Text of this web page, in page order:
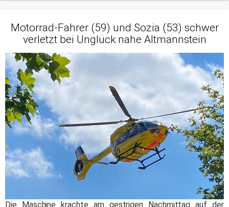
Motorrad-Fahrer (59) und Sozia (53) schwer
verletzt bei Unglück nahe Altmannstein
Die Maschine krachte am gestrigen Nachmittag auf der